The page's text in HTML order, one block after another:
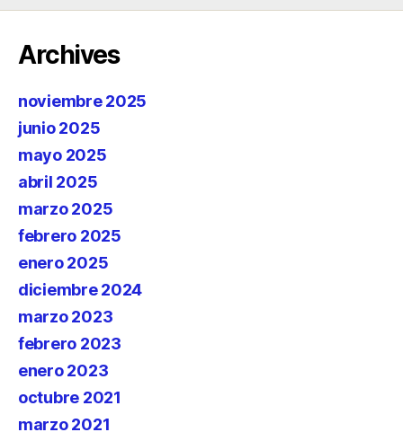
Archives
noviembre 2025
junio 2025
mayo 2025
abril 2025
marzo 2025
febrero 2025
enero 2025
diciembre 2024
marzo 2023
febrero 2023
enero 2023
octubre 2021
marzo 2021